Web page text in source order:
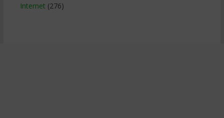
Internet (276)